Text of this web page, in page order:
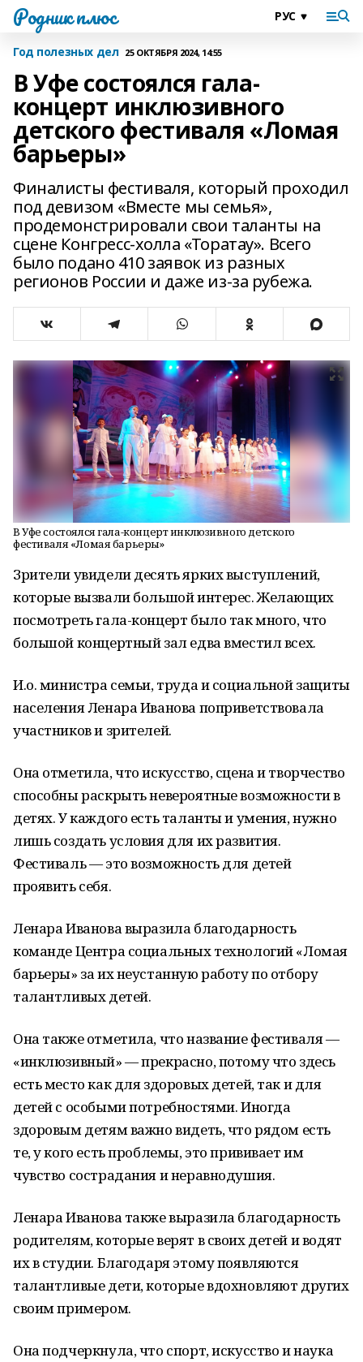
Родник плюс
Год полезных дел 25 ОКТЯБРЯ 2024, 14:55
В Уфе состоялся гала-
концерт инклюзивного
детского фестиваля «Ломая
барьеры»
Финалисты фестиваля, который проходил
под девизом «Вместе мы семья»,
продемонстрировали свои таланты на
сцене Конгресс-холла «Торатау». Всего
было подано 410 заявок из разных
регионов России и даже из-за рубежа.
В Уфе состоялся гала-концерт инклюзивного детского
фестиваля «Ломая барьеры»
Зрители увидели десять ярких выступлений,
которые вызвали большой интерес. Желающих
посмотреть гала-концерт было так много, что
большой концертный зал едва вместил всех.
И.о. министра семьи, труда и социальной защиты
населения Ленара Иванова поприветствовала
участников и зрителей.
Она отметила, что искусство, сцена и творчество
способны раскрыть невероятные возможности в
детях. У каждого есть таланты и умения, нужно
лишь создать условия для их развития.
Фестиваль — это возможность для детей
проявить себя.
Ленара Иванова выразила благодарность
команде Центра социальных технологий «Ломая
барьеры» за их неустанную работу по отбору
талантливых детей.
Она также отметила, что название фестиваля —
«инклюзивный» — прекрасно, потому что здесь
есть место как для здоровых детей, так и для
детей с особыми потребностями. Иногда
здоровым детям важно видеть, что рядом есть
те, у кого есть проблемы, это прививает им
чувство сострадания и неравнодушия.
Ленара Иванова также выразила благодарность
родителям, которые верят в своих детей и водят
их в студии. Благодаря этому появляются
талантливые дети, которые вдохновляют других
своим примером.
Она подчеркнула, что спорт, искусство и наука